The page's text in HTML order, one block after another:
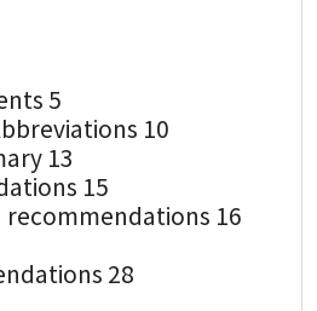
5
10
13
15
recommendations 16
28